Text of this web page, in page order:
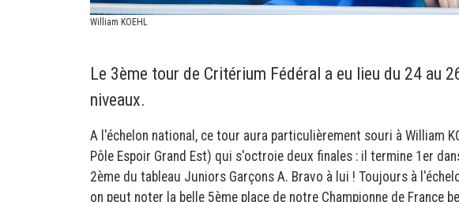
William KOEHL
Le 3ème tour de Critérium Fédéral a eu lieu du 24 au
niveaux.
A l'échelon national, ce tour aura particulièrement souri à William
Pôle Espoir Grand Est) qui s'octroie deux finales : il termine 1er
2ème du tableau Juniors Garçons A. Bravo à lui ! Toujours à
on peut noter la belle 5ème place de notre Championne de France